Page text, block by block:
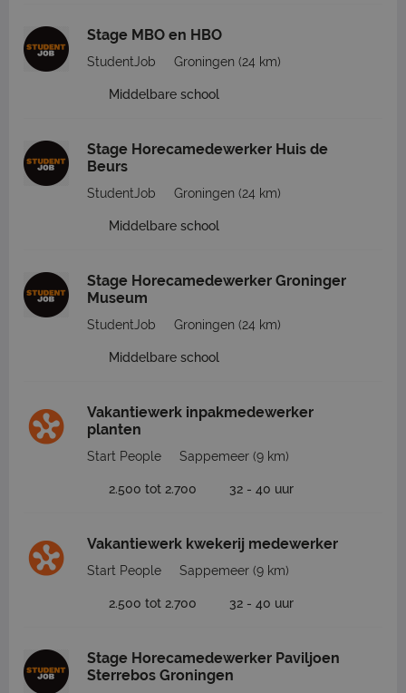
Stage MBO en HBO
StudentJob Groningen (24 km)
Middelbare school
Stage Horecamedewerker Huis de
Beurs
StudentJob Groningen (24 km)
Middelbare school
Stage Horecamedewerker Groninger
Museum
StudentJob Groningen (24 km)
Middelbare school
Vakantiewerk inpakmedewerker
planten
Start People Sappemeer (9 km)
2.500 tot 2.700 32 - 40 uur
Vakantiewerk kwekerij medewerker
Start People Sappemeer (9 km)
2.500 tot 2.700 32 - 40 uur
Stage Horecamedewerker Paviljoen
Sterrebos Groningen